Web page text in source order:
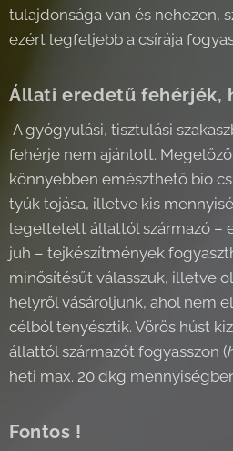
tulajdonsága van és nehezen,
ezért legfeljebb a csírája
Állati eredetű fehérjék,
A gyógyulási, tisztulási
fehérje nem ajánlott.
könnyebben emészthető bio
tyúk tojása, illetve kis
legeltetett állattól származó –
juh – tejkészítmények
minősítésűt válasszuk, illetve
helyről vásároljunk, ahol nem
célból tenyésztik. Vörös húst
állattól származót fogyasszon (
heti max. 20 dkg
Fontos !